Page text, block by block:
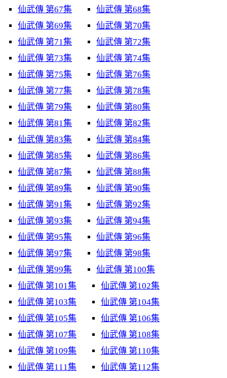
仙武傳 第67集
仙武傳 第68集
仙武傳 第69集
仙武傳 第70集
仙武傳 第71集
仙武傳 第72集
仙武傳 第73集
仙武傳 第74集
仙武傳 第75集
仙武傳 第76集
仙武傳 第77集
仙武傳 第78集
仙武傳 第79集
仙武傳 第80集
仙武傳 第81集
仙武傳 第82集
仙武傳 第83集
仙武傳 第84集
仙武傳 第85集
仙武傳 第86集
仙武傳 第87集
仙武傳 第88集
仙武傳 第89集
仙武傳 第90集
仙武傳 第91集
仙武傳 第92集
仙武傳 第93集
仙武傳 第94集
仙武傳 第95集
仙武傳 第96集
仙武傳 第97集
仙武傳 第98集
仙武傳 第99集
仙武傳 第100集
仙武傳 第101集
仙武傳 第102集
仙武傳 第103集
仙武傳 第104集
仙武傳 第105集
仙武傳 第106集
仙武傳 第107集
仙武傳 第108集
仙武傳 第109集
仙武傳 第110集
仙武傳 第111集
仙武傳 第112集